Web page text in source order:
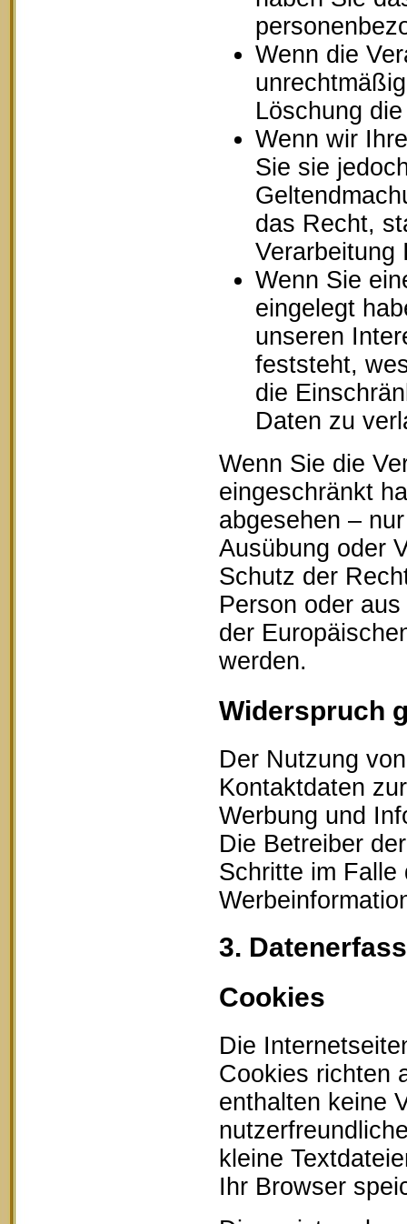
Wenn die
Löschung
Wenn wir
Sie sie
das Recht,
Verarbeitung
Wenn Sie
eingelegt
unseren
feststeht,
die
Daten zu
Wenn Sie die
eingeschränkt
abgesehen –
Ausübung oder
Schutz der
Person oder
der
werden.
Widerspruch
Der Nutzung
Kontaktdaten
Werbung und
Die Betreiber
Schritte im Falle
3.
Cookies
Die
Cookies richten
enthalten keine
kleine
Ihr Browser